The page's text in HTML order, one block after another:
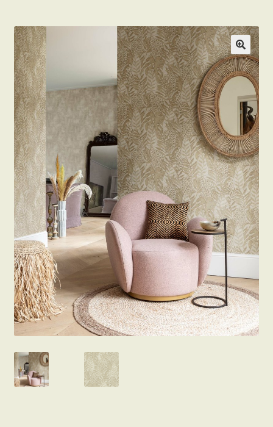
Tapéta BLOG
Mi az a fotótapéta?
Tapétázási tanácsok
Beton hatású tapéták
Kapcsolat